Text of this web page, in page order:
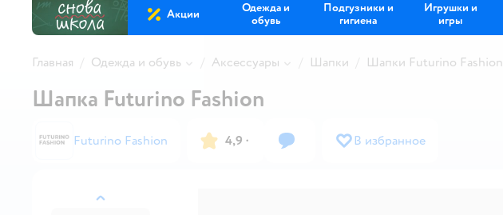
Акции
Одежда и
обувь
Подгузники и
гигиена
Игрушки и
игры
Главная Одежда и обувь Аксессуары Шапки Шапки Futurino Fashion
назад
Шапка Futurino Fashion
Futurino Fashion 4,9 · В избранное